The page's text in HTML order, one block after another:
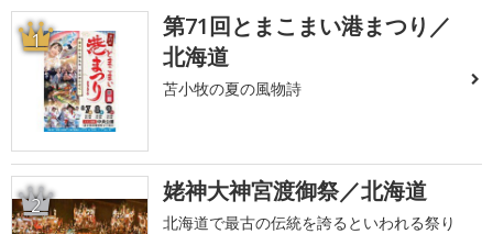
1
第71回とまこまい港まつり／
北海道
苫小牧の夏の風物詩
2 姥神大神宮渡御祭／北海道
北海道で最古の伝統を誇るといわれる祭り